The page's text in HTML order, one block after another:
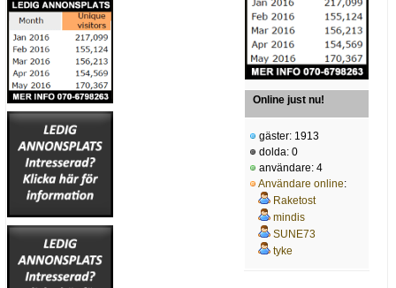
Online just nu!
gäster: 1913
dolda: 0
användare: 4
Användare online:
Raketost
mindis
SUNE73
tyke